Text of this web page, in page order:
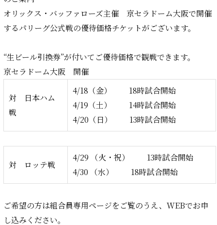
オリックス・バッファローズ主催 京セラドーム大阪で開催
するパリーグ公式戦の優待価格チケットがございます。
“生ビール引換券”が付いてご優待価格で観戦できます。
京セラドーム大阪 開催
対 日本ハム
戦
4/18（金） 18時試合開始
4/19（土） 14時試合開始
4/20（日） 13時試合開始
対 ロッテ戦
4/29 （火・祝） 13時試合開始
4/30 （水） 18時試合開始
ご希望の方は組合員専用ページをご覧のうえ、WEBでお申
し込みください。